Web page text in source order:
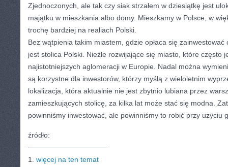
Zjednoczonych, ale tak czy siak strzałem w dziesiątkę jest
majątku w mieszkania albo domy. Mieszkamy w Polsce, w
trochę bardziej na realiach Polski.
Bez wątpienia takim miastem, gdzie opłaca się
jest stolica Polski. Nieźle rozwijające się miasto, które często
najistotniejszych aglomeracji w Europie. Nadal można
są korzystne dla inwestorów, którzy myślą z wieloletnim
lokalizacja, która aktualnie nie jest zbytnio lubiana przez
zamieszkujących stolicę, za kilka lat może stać się modna.
powinniśmy inwestować, ale powinniśmy to robić przy użyciu
źródło:
———————————
1. więcej na ten temat